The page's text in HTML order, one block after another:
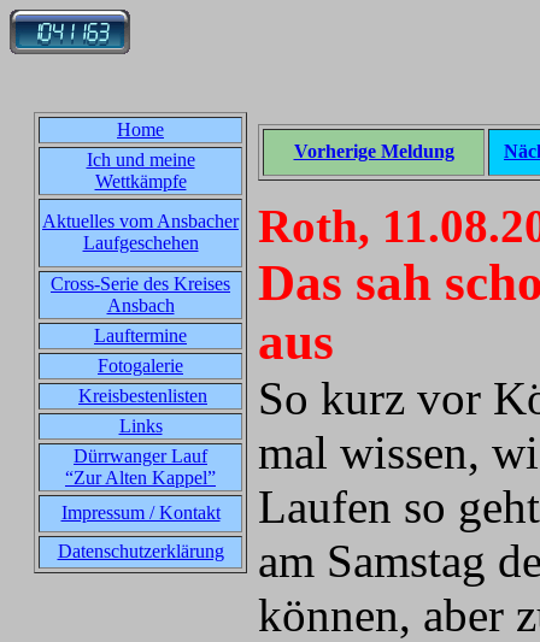
Home
Ich und meine
Wettkämpfe
Aktuelles vom Ansbacher
Laufgeschehen
Cross-Serie des Kreises
Ansbach
Lauftermine
Fotogalerie
Kreisbestenlisten
Links
Dürrwanger Lauf
“Zur Alten Kappel”
Impressum / Kontakt
Datenschutzerklärung
Vorherige Meldung
Roth,
Das sah
aus
So kurz vor
mal wissen,
Laufen so
am Samstag
können, aber